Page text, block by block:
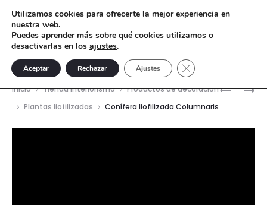
PALMERA
TOTEM
Inicio Tienda interiorismo
Productos de decoración
Plantas liofilizadas
Conífera liofilizada Columnaris
Utilizamos cookies para ofrecerte la mejor experiencia en
nuestra web.
Puedes aprender más sobre qué cookies utilizamos o
desactivarlas en los ajustes.
Aceptar Rechazar Ajustes Cerrar el banner de